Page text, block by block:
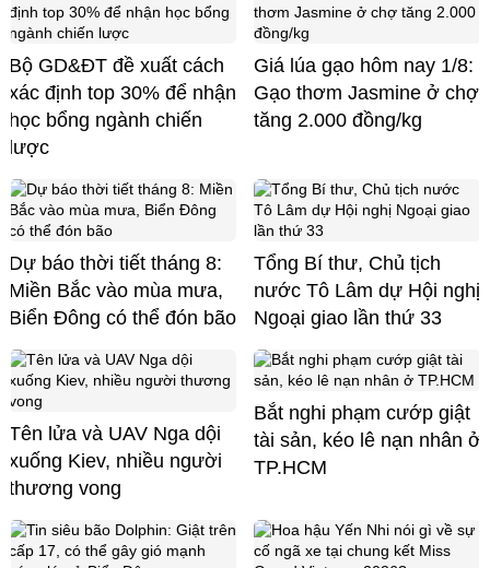
Bộ GD&ĐT đề xuất cách
xác định top 30% để nhận
học bổng ngành chiến
lược
Giá lúa gạo hôm nay 1/8:
Gạo thơm Jasmine ở chợ
tăng 2.000 đồng/kg
Dự báo thời tiết tháng 8:
Miền Bắc vào mùa mưa,
Biển Đông có thể đón bão
Tổng Bí thư, Chủ tịch
nước Tô Lâm dự Hội nghị
Ngoại giao lần thứ 33
Tên lửa và UAV Nga dội
xuống Kiev, nhiều người
thương vong
Bắt nghi phạm cướp giật
tài sản, kéo lê nạn nhân ở
TP.HCM